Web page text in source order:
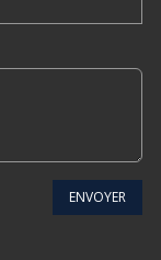
ENVOYER